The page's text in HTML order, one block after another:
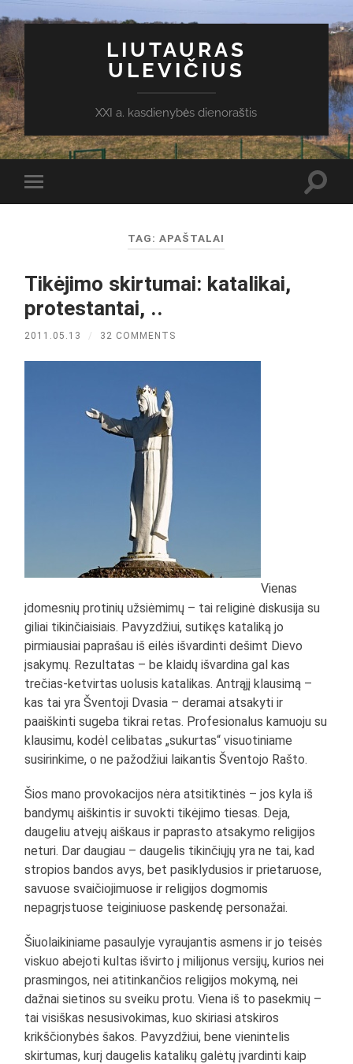
LIUTAURAS
ULEVIČIUS
XXI a. kasdienybės dienoraštis
Toggle
mobile
TAG:APAŠTALAI
Tikėjimo skirtumai: katalikai,
protestantai, ..
2011.05.13 / 32 COMMENTS
Vienas
įdomesnių protinių užsiėmimų – tai religinė diskusija su
giliai tikinčiaisiais. Pavyzdžiui, sutikęs kataliką jo
pirmiausiai paprašau iš eilės išvardinti dešimt Dievo
įsakymų. Rezultatas – be klaidų išvardina gal kas
trečias-ketvirtas uolusis katalikas. Antrąjį klausimą –
kas tai yra Šventoji Dvasia – deramai atsakyti ir
paaiškinti sugeba tikrai retas. Profesionalus kamuoju su
klausimu, kodėl celibatas „sukurtas“ visuotiniame
susirinkime, o ne pažodžiui laikantis Šventojo Rašto.
Šios mano provokacijos nėra atsitiktinės – jos kyla iš
bandymų aiškintis ir suvokti tikėjimo tiesas. Deja,
daugeliu atvejų aiškaus ir paprasto atsakymo religijos
neturi. Dar daugiau – daugelis tikinčiųjų yra ne tai, kad
stropios bandos avys, bet pasiklydusios ir prietaruose,
savuose svaičiojimuose ir religijos dogmomis
nepagrįstuose teiginiuose paskendę personažai.
Šiuolaikiniame pasaulyje vyraujantis asmens ir jo teisės
viskuo abejoti kultas išvirto į milijonus versijų, kurios nei
prasmingos, nei atitinkančios religijos mokymą, nei
dažnai sietinos su sveiku protu. Viena iš to pasekmių –
tai visiškas nesusivokimas, kuo skiriasi atskiros
krikščionybės šakos. Pavyzdžiui, bene vienintelis
skirtumas, kurį daugelis katalikų galėtų įvardinti kaip